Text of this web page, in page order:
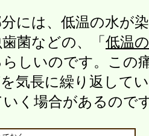
には、低温の水が
菌などの、「 低温
しいのです。この
気長に繰り返して
く場合があるので